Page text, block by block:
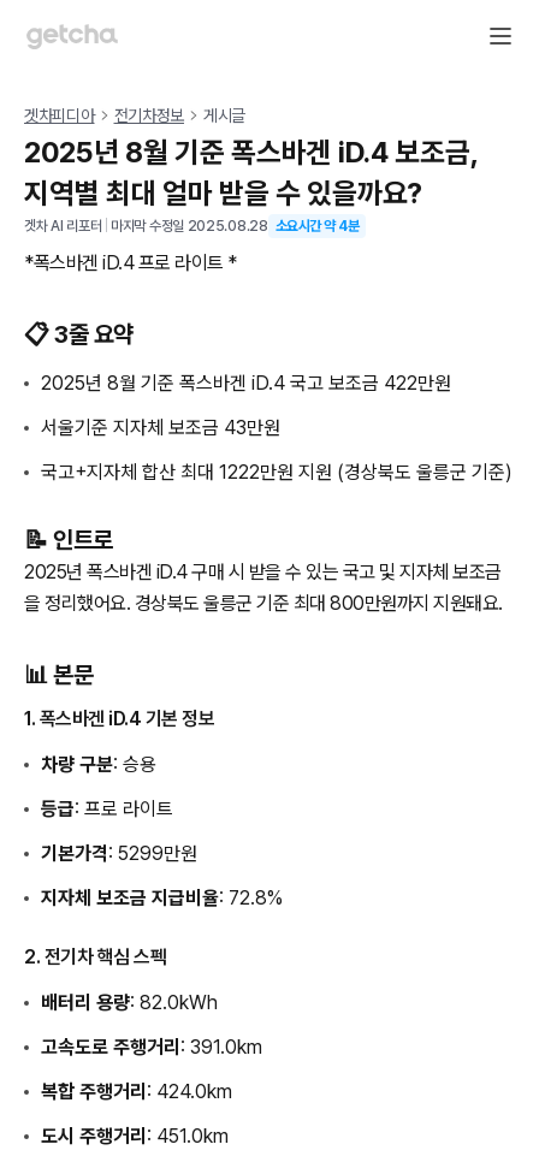
겟차피디아 전기차정보 게시글
2025년 8월 기준 폭스바겐 iD.4 보조금,
지역별 최대 얼마 받을 수 있을까요?
겟차 AI 리포터 마지막 수정일 2025.08.28 소요시간 약4분
*폭스바겐 iD.4 프로 라이트 *
📋 3줄 요약
2025년 8월 기준 폭스바겐 iD.4 국고 보조금 422만원
서울기준 지자체 보조금 43만원
국고+지자체 합산 최대 1222만원 지원 (경상북도 울릉군 기준)
📝 인트로
2025년 폭스바겐 iD.4 구매 시 받을 수 있는 국고 및 지자체 보조금
을 정리했어요. 경상북도 울릉군 기준 최대 800만원까지 지원돼요.
📊 본문
1. 폭스바겐 iD.4 기본 정보
차량 구분: 승용
등급: 프로 라이트
기본가격: 5299만원
지자체 보조금 지급비율: 72.8%
2. 전기차 핵심 스펙
배터리 용량: 82.0kWh
고속도로 주행거리 : 391.0km
복합 주행거리 : 424.0km
도시 주행거리 : 451.0km